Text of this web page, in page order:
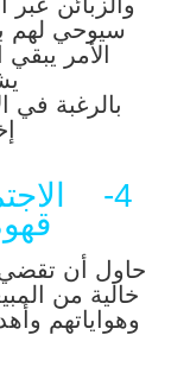
سيوحي لهم
الأمر
بالرغبة
4-
حاول أن تقضي
خالية من
وهواياتهم